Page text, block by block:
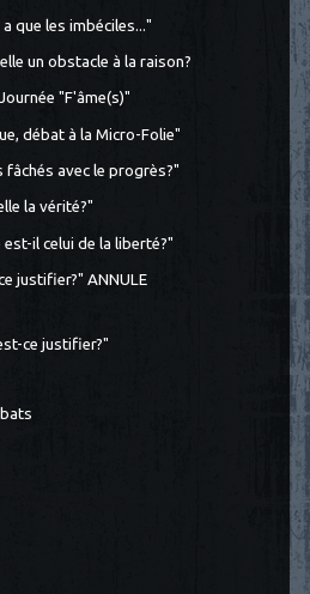
que les imbéciles..."
un obstacle à la raison?
"F'âme(s)"
débat à la Micro-Folie"
avec le progrès?"
la vérité?"
il celui de la liberté?"
justifier?" ANNULE
ce justifier?"